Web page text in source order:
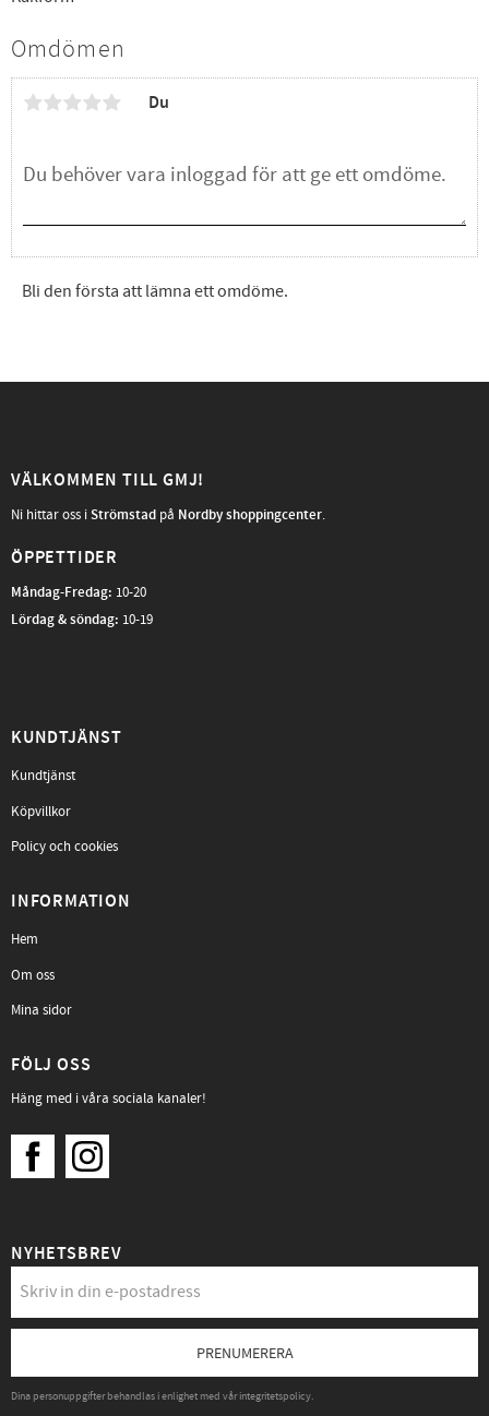
Omdömen
Du
Bli den första att lämna ett omdöme.
VÄLKOMMEN TILL GMJ!
Ni hittar oss iStrömstad på Nordby shoppingcenter.
ÖPPETTIDER
Måndag-Fredag: 10-20
Lördag & söndag: 10-19
KUNDTJÄNST
Kundtjänst
Köpvillkor
Policy och cookies
INFORMATION
Hem
Om oss
Mina sidor
FÖLJ OSS
Häng med i våra sociala kanaler!
NYHETSBREV
PRENUMERERA
Dina personuppgifter behandlas i enlighet med vårintegritetspolicy.